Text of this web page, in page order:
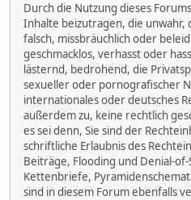
Durch die Nutzung dieses
Inhalte beizutragen, die
falsch, missbräuchlich oder
geschmacklos, verhasst oder
lästernd, bedrohend, die
sexueller oder pornografischer
internationales oder deutsches
außerdem zu, keine rechtlich
es sei denn, Sie sind der
schriftliche Erlaubnis des
Beiträge, Flooding und Denial-
Kettenbriefe,
sind in diesem Forum ebenfalls